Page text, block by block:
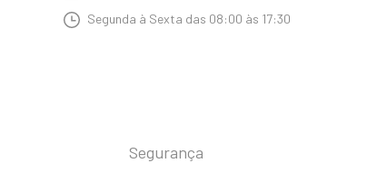
Segunda à Sexta das 08:00 às 17:30
Segurança